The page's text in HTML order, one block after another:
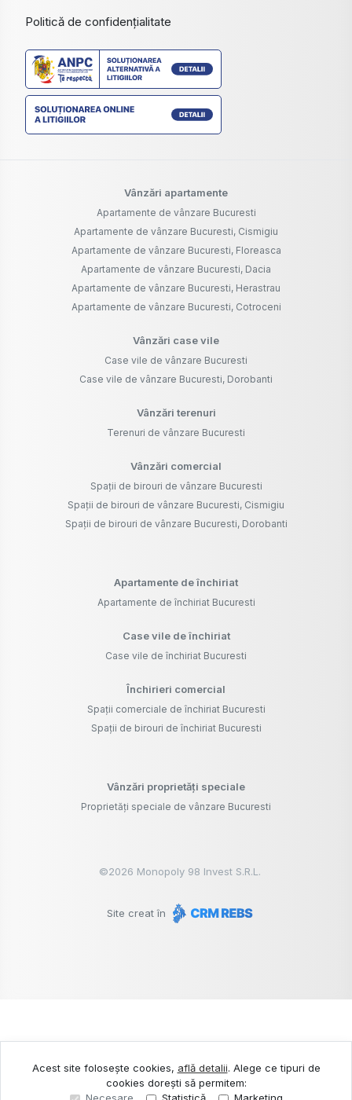
Politică de confidențialitate
Vânzări apartamente
Apartamente de vânzare Bucuresti
Apartamente de vânzare Bucuresti, Cismigiu
Apartamente de vânzare Bucuresti, Floreasca
Apartamente de vânzare Bucuresti, Dacia
Apartamente de vânzare Bucuresti, Herastrau
Apartamente de vânzare Bucuresti, Cotroceni
Vânzări case vile
Case vile de vânzare Bucuresti
Case vile de vânzare Bucuresti, Dorobanti
Vânzări terenuri
Terenuri de vânzare Bucuresti
Vânzări comercial
Spații de birouri de vânzare Bucuresti
Spații de birouri de vânzare Bucuresti, Cismigiu
Spații de birouri de vânzare Bucuresti, Dorobanti
Apartamente de închiriat
Apartamente de închiriat Bucuresti
Case vile de închiriat
Case vile de închiriat Bucuresti
Închirieri comercial
Spații comerciale de închiriat Bucuresti
Spații de birouri de închiriat Bucuresti
Vânzări proprietăți speciale
Proprietăți speciale de vânzare Bucuresti
©2026 Monopoly 98 Invest S.R.L.
Site creat în
Acest site folosește cookies, află detalii. Alege ce tipuri de
cookies dorești să permitem: